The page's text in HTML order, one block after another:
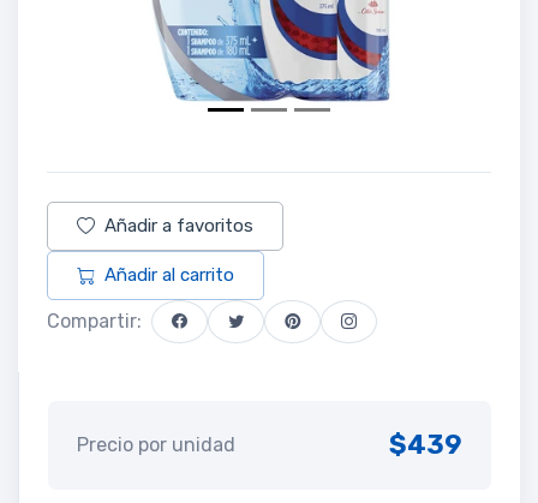
Añadir a favoritos
Añadir al carrito
Compartir:
Precio por unidad $439